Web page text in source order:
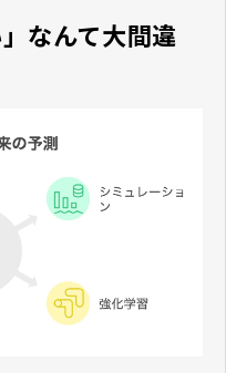
なんて大間違